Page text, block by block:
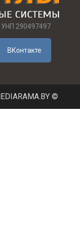
290497497
ВКонтакте
©